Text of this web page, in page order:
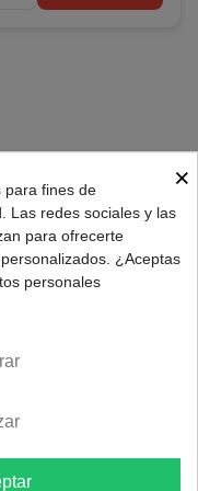
Siemens.
×
para fines de
Las redes sociales y las
para ofrecerte
¿Aceptas
personales